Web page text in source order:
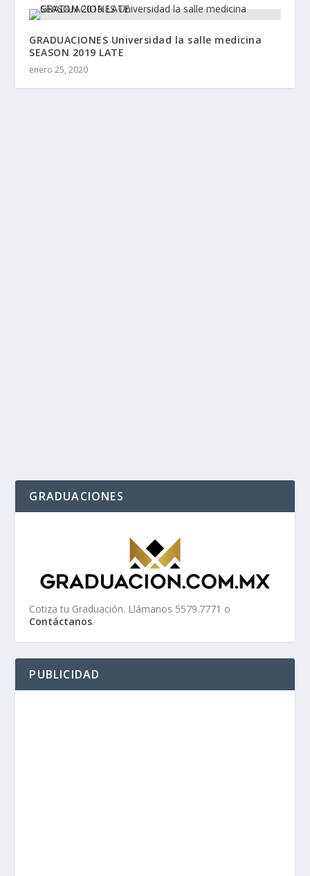
GRADUACIONES Universidad la salle medicina
SEASON 2019 LATE
enero 25, 2020
GRADUACIONES
Cotiza tu Graduación. Llámanos 5579.7771 o
Contáctanos.
PUBLICIDAD